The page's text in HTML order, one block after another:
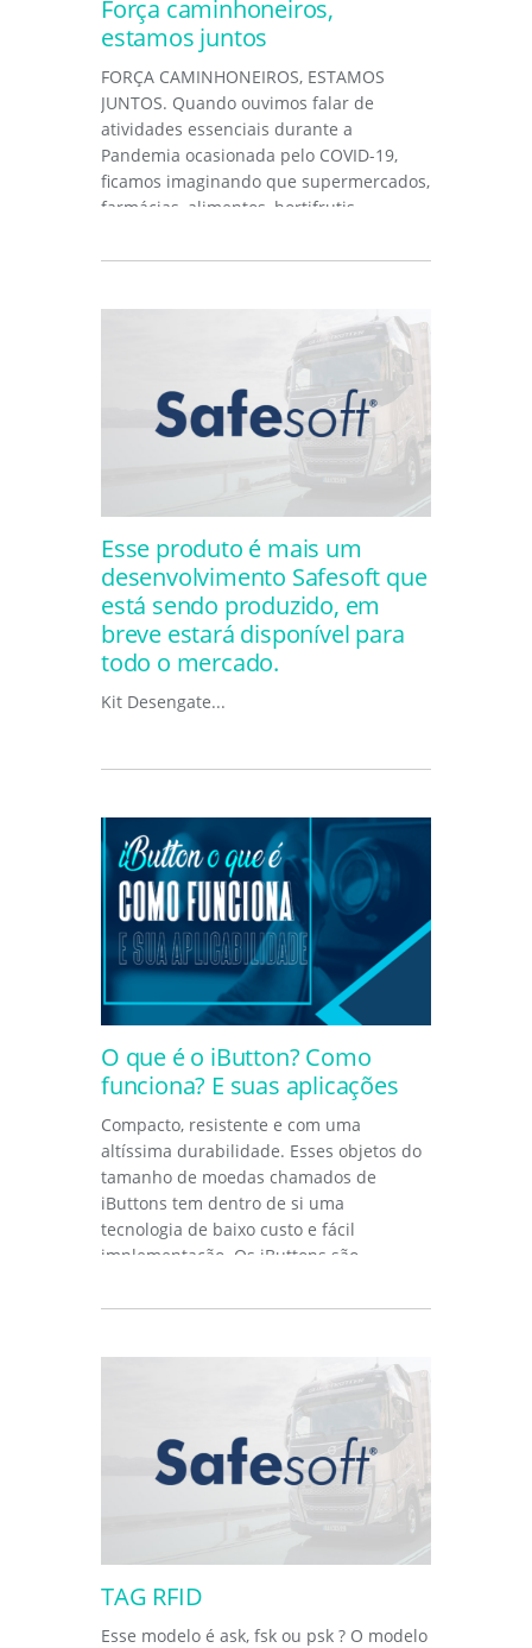
Força caminhoneiros,
estamos juntos
FORÇA CAMINHONEIROS, ESTAMOS
JUNTOS. Quando ouvimos falar de
atividades essenciais durante a
Pandemia ocasionada pelo COVID-19,
ficamos imaginando que supermercados,
farmácias, alimentos, hortifrutis,
Esse produto é mais um
desenvolvimento Safesoft que
está sendo produzido, em
breve estará disponível para
todo o mercado.
Kit Desengate...
O que é o iButton? Como
funciona? E suas aplicações
Compacto, resistente e com uma
altíssima durabilidade. Esses objetos do
tamanho de moedas chamados de
iButtons tem dentro de si uma
tecnologia de baixo custo e fácil
implementação. Os iButtons são
TAG RFID
Esse modelo é ask, fsk ou psk ? O modelo